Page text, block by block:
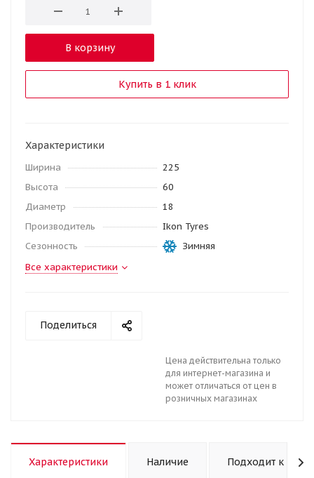
В корзину
Купить в 1 клик
Характеристики
Ширина
225
Высота
60
Диаметр
18
Производитель
Ikon Tyres
Сезонность
Зимняя
Все характеристики
Поделиться
Цена действительна только
для интернет-магазина и
может отличаться от цен в
розничных магазинах
Характеристики Наличие Подходит к авто